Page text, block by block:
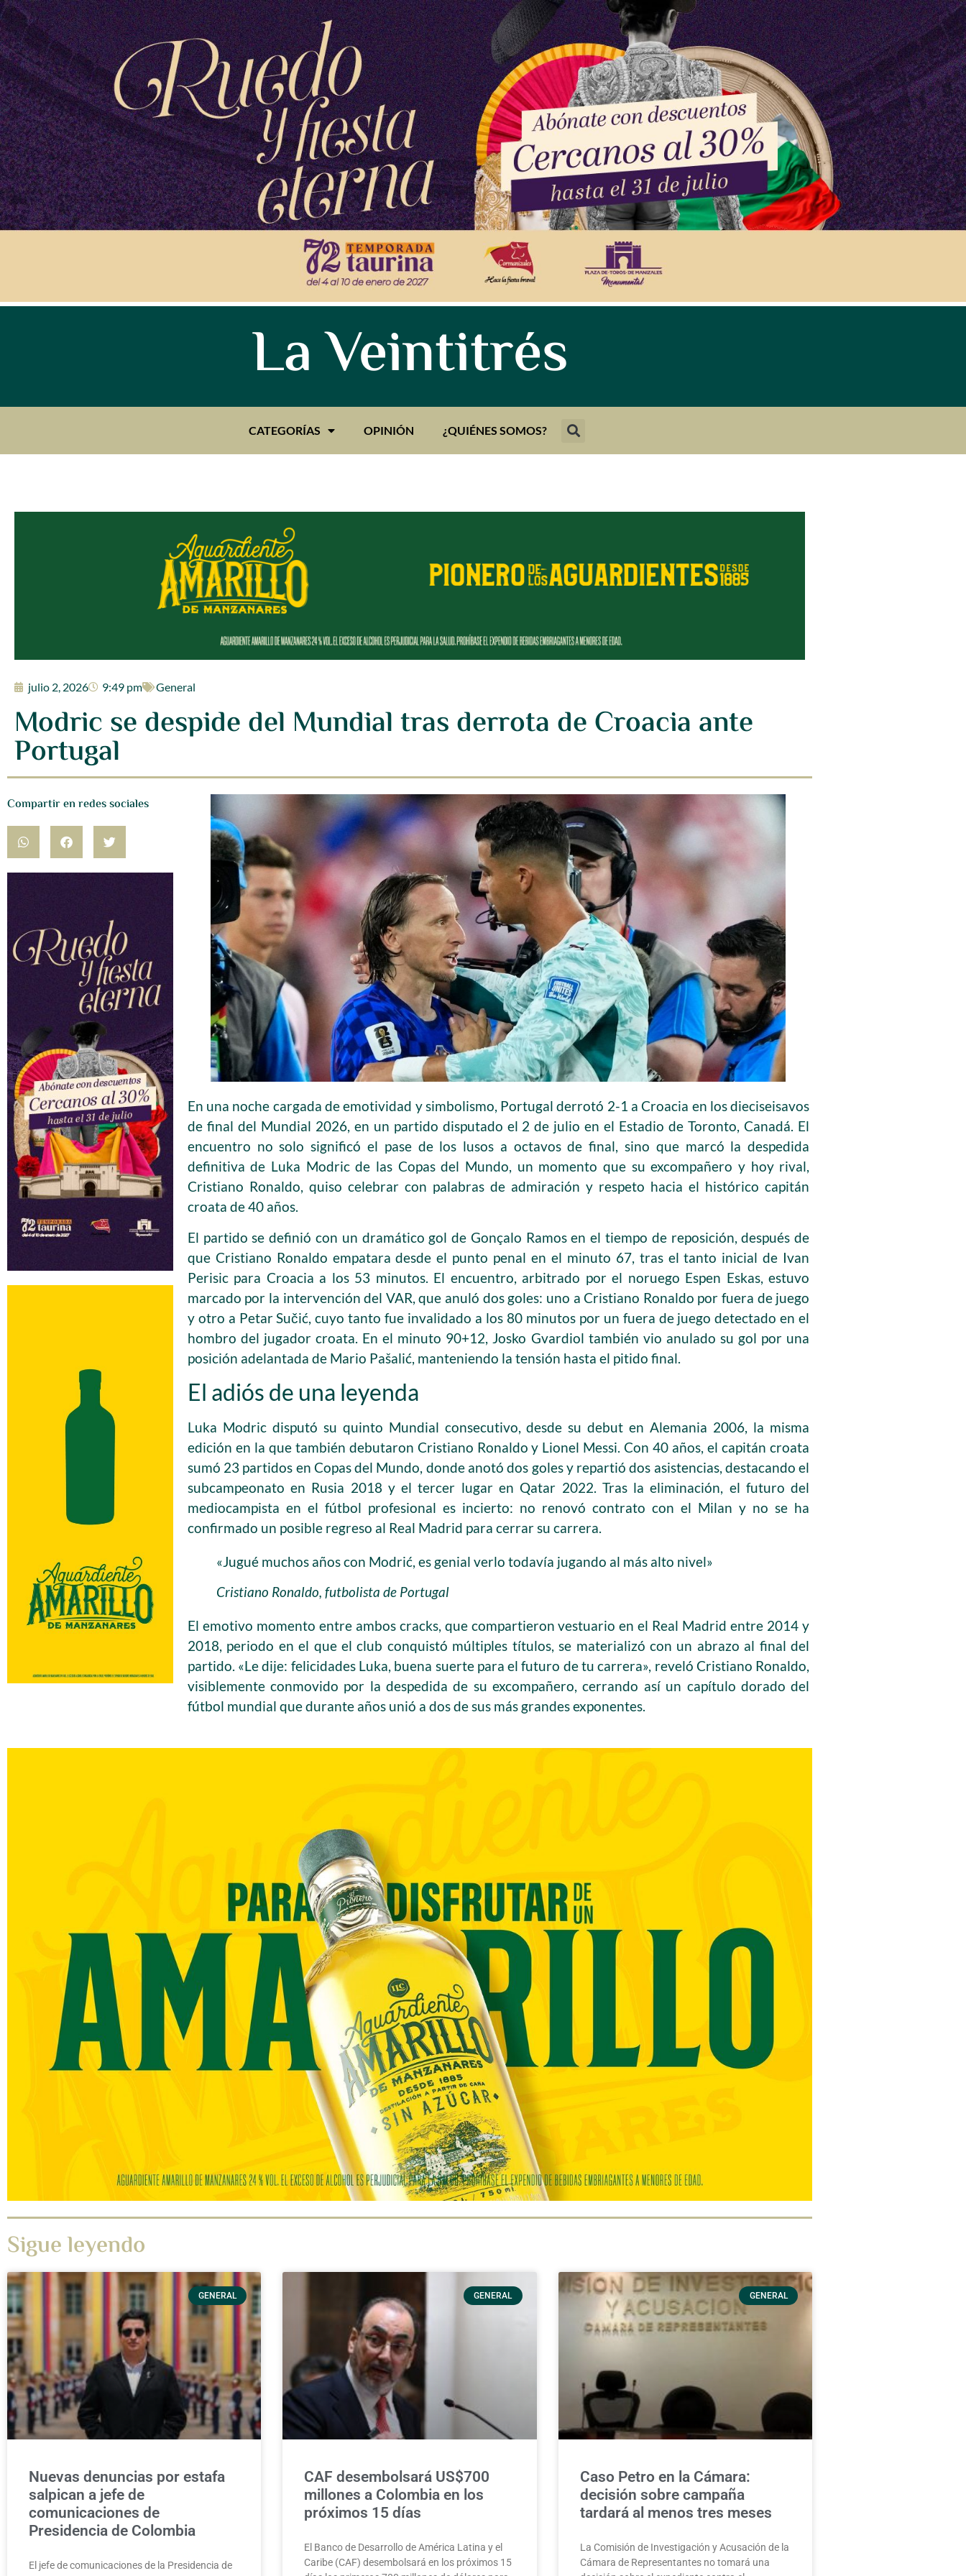
La Veintitrés
CATEGORÍAS OPINIÓN ¿QUIÉNES SOMOS?
julio 2, 2026 9:49 pm General
Modric se despide del Mundial tras derrota de Croacia ante
Portugal
Compartir en redes sociales
En una noche cargada de emotividad y simbolismo, Portugal derrotó 2-1 a Croacia en los dieciseisavos
de final del Mundial 2026, en un partido disputado el 2 de julio en el Estadio de Toronto, Canadá. El
encuentro no solo significó el pase de los lusos a octavos de final, sino que marcó la despedida
definitiva de Luka Modric de las Copas del Mundo, un momento que su excompañero y hoy rival,
Cristiano Ronaldo, quiso celebrar con palabras de admiración y respeto hacia el histórico capitán
croata de 40 años.
El partido se definió con un dramático gol de Gonçalo Ramos en el tiempo de reposición, después de
que Cristiano Ronaldo empatara desde el punto penal en el minuto 67, tras el tanto inicial de Ivan
Perisic para Croacia a los 53 minutos. El encuentro, arbitrado por el noruego Espen Eskas, estuvo
marcado por la intervención del VAR, que anuló dos goles: uno a Cristiano Ronaldo por fuera de juego
y otro a Petar Sučić, cuyo tanto fue invalidado a los 80 minutos por un fuera de juego detectado en el
hombro del jugador croata. En el minuto 90+12, Josko Gvardiol también vio anulado su gol por una
posición adelantada de Mario Pašalić, manteniendo la tensión hasta el pitido final.
El adiós de una leyenda
Luka Modric disputó su quinto Mundial consecutivo, desde su debut en Alemania 2006, la misma
edición en la que también debutaron Cristiano Ronaldo y Lionel Messi. Con 40 años, el capitán croata
sumó 23 partidos en Copas del Mundo, donde anotó dos goles y repartió dos asistencias, destacando el
subcampeonato en Rusia 2018 y el tercer lugar en Qatar 2022. Tras la eliminación, el futuro del
mediocampista en el fútbol profesional es incierto: no renovó contrato con el Milan y no se ha
confirmado un posible regreso al Real Madrid para cerrar su carrera.
«Jugué muchos años con Modrić, es genial verlo todavía jugando al más alto nivel»
Cristiano Ronaldo, futbolista de Portugal
El emotivo momento entre ambos cracks, que compartieron vestuario en el Real Madrid entre 2014 y
2018, periodo en el que el club conquistó múltiples títulos, se materializó con un abrazo al final del
partido. «Le dije: felicidades Luka, buena suerte para el futuro de tu carrera», reveló Cristiano Ronaldo,
visiblemente conmovido por la despedida de su excompañero, cerrando así un capítulo dorado del
fútbol mundial que durante años unió a dos de sus más grandes exponentes.
Sigue leyendo
GENERAL
Nuevas denuncias por estafa
salpican a jefe de
comunicaciones de
Presidencia de Colombia
El jefe de comunicaciones de la Presidencia de
GENERAL
CAF desembolsará US$700
millones a Colombia en los
próximos 15 días
El Banco de Desarrollo de América Latina y el
Caribe (CAF) desembolsará en los próximos 15
GENERAL
Caso Petro en la Cámara:
decisión sobre campaña
tardará al menos tres meses
La Comisión de Investigación y Acusación de la
Cámara de Representantes no tomará una